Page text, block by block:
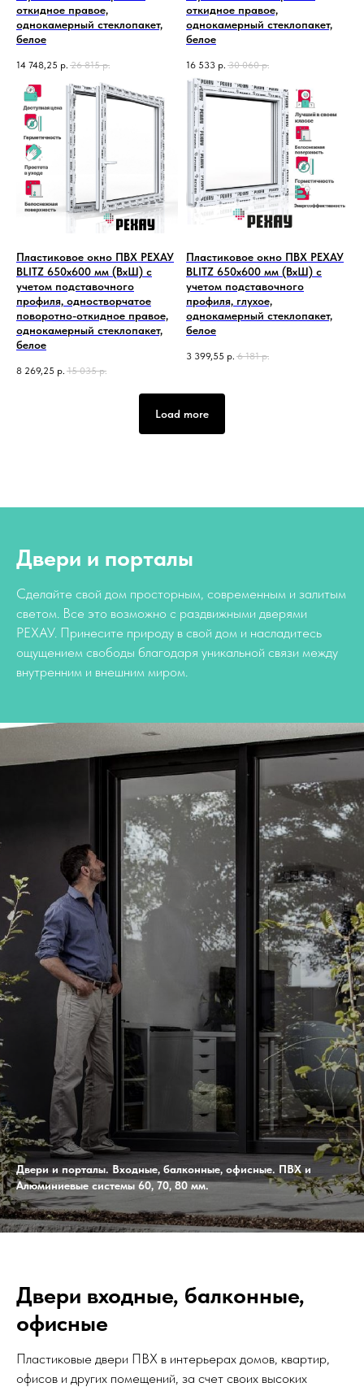
откидное правое,
однокамерный стеклопакет,
белое
14 748,25 р. 26 815 р.
откидное правое,
однокамерный стеклопакет,
белое
16 533 р. 30 060 р.
Пластиковое окно ПВХ РЕХАУ
BLITZ 650х600 мм (ВхШ) с
учетом подставочного
профиля, одностворчатое
поворотно-откидное правое,
однокамерный стеклопакет,
белое
8 269,25 р. 15 035 р.
Пластиковое окно ПВХ РЕХАУ
BLITZ 650х600 мм (ВхШ) с
учетом подставочного
профиля, глухое,
однокамерный стеклопакет,
белое
3 399,55 р. 6 181 р.
Load more
Двери и порталы
Сделайте свой дом просторным, современным и залитым
светом. Все это возможно с раздвижными дверями
РЕХАУ. Принесите природу в свой дом и насладитесь
ощущением свободы благодаря уникальной связи между
внутренним и внешним миром.
Двери и порталы. Входные, балконные, офисные. ПВХ и
Алюминиевые системы 60, 70, 80 мм.
Двери входные, балконные,
офисные
Пластиковые двери ПВХ в интерьерах домов, квартир,
офисов и других помещений, за счет своих высоких